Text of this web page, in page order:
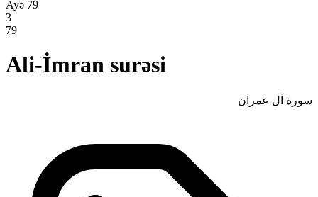
Ayə 79
3
79
Ali-İmran surəsi
سورة آل عمران